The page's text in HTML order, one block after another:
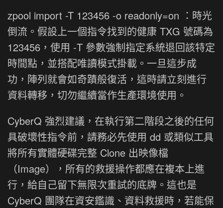
zpool import -T 123456 -o readonly=on ：時光
倒流。假設上一個指令找到的健康 TXG 號碼為
123456，使用 -T 參數強制指定系統退回該特定
時間點，並搭配唯讀模式掛載。一旦這步成
功，陣列就會如奇蹟般復活，這時請立刻進行
資料轉移，切勿繼續當作生產環境使用。
CyberQ 強烈建議，在執行第二階段之後的任何
具破壞性指令前，請務必先使用 dd 或類似工具
將所有實體硬碟完整 Clone 出映像檔
（Image），所有的救援操作都應在複本上進
行，給自己留下無限次重試的底牌。這也是
CyberQ 團隊在資安鑑識、資料救援時，若能保